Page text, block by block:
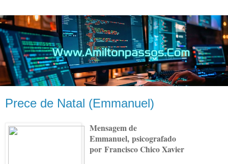
Prece de Natal (Emmanuel)
Mensagem de
Emmanuel, psicografado
por Francisco Chico Xavier